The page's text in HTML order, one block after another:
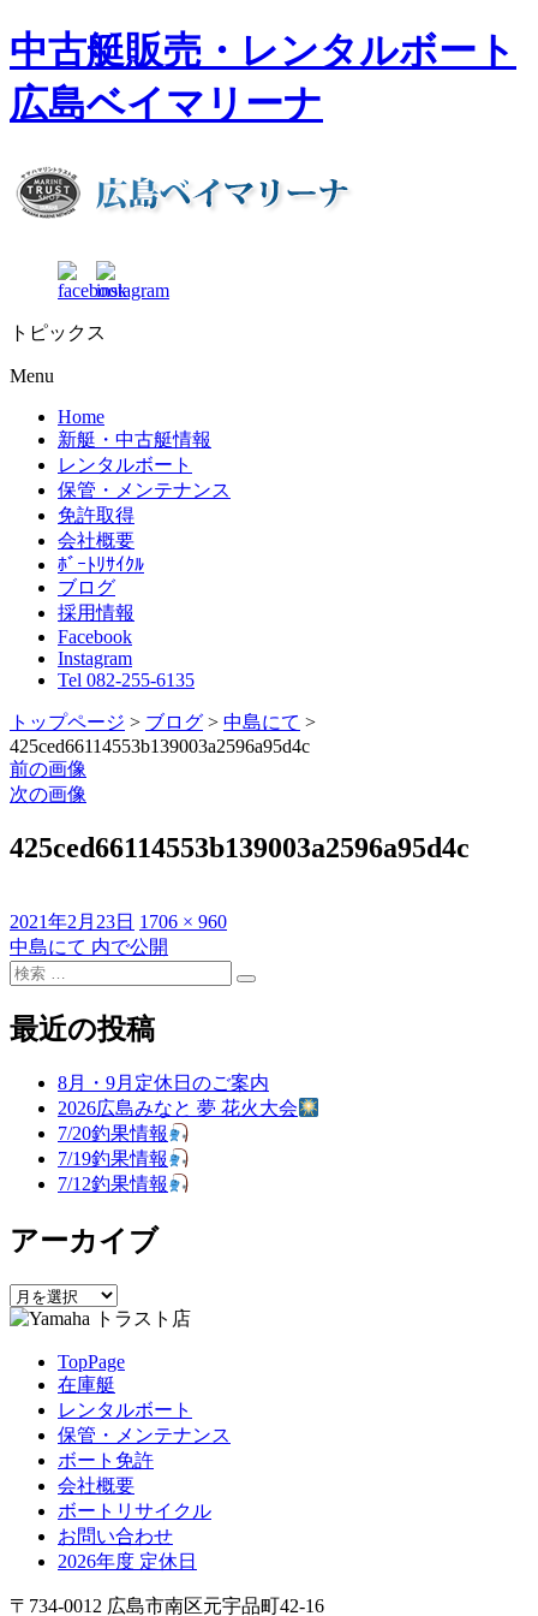
中古艇販売・レンタルボート
広島ベイマリーナ
トピックス
Menu
Home
新艇・中古艇情報
レンタルボート
保管・メンテナンス
免許取得
会社概要
ﾎﾞｰﾄﾘｻｲｸﾙ
ブログ
採用情報
Facebook
Instagram
Tel 082-255-6135
トップページ > ブログ > 中島にて >
425ced66114553b139003a2596a95d4c
前の画像
次の画像
425ced66114553b139003a2596a95d4c
投
稿
日:
2021年2月23日 フ
ル
ズ
1706 × 960
投
稿
ナ
ョ
ン
中島にて 内で公開
検
対
象:
検
最近の投稿
8月・9月定休日のご案内
2026広島みなと 夢 花火大会
7/20釣果情報
7/19釣果情報
7/12釣果情報
アーカイブ
ア
ー
TopPage
在庫艇
レンタルボート
保管・メンテナンス
ボート免許
会社概要
ボートリサイクル
お問い合わせ
2026年度 定休日
〒734-0012 広島市南区元宇品町42-16